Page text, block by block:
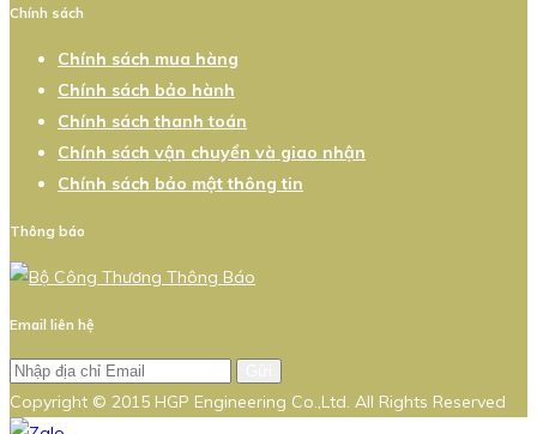
Chính sách
Chính sách mua hàng
Chính sách bảo hành
Chính sách thanh toán
Chính sách vận chuyển và giao nhận
Chính sách bảo mật thông tin
Thông báo
Email liên hệ
Copyright © 2015 HGP Engineering Co.,Ltd. All Rights Reserved